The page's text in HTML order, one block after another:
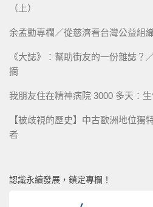
（上）
余孟勳專欄／從慈濟看台灣公益組
《大誌》：幫助街友的一份雜誌？
摘
我朋友住在精神病院 3000 多天：
【被歧視的歷史】中古歐洲地位
者
認識永續發展，鎖定專欄！